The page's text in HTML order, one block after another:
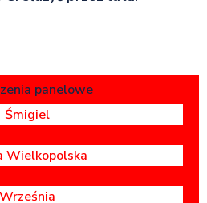
panelowe
Śmigiel
Wielkopolska
Września